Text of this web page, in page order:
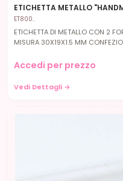
ETICHETTA METALLO
ET800..
ETICHETTA DI METALLO CON 2
MISURA 30X19X1.5 MM
Accedi per prezzo
Vedi Dettagli →